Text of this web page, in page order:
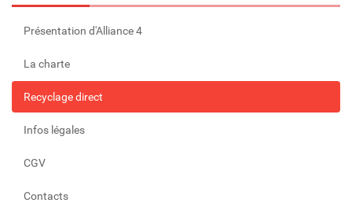
Présentation d'Alliance 4
La charte
Recyclage direct
Infos légales
CGV
Contacts